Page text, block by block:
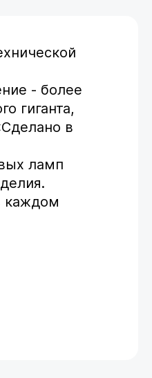
- более
гиганта,
в
ламп
каждом